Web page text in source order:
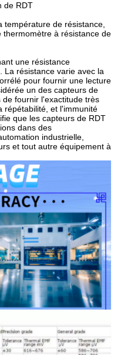
de RDT
de résistance,
thermomètre à résistance de
une résistance
La résistance varie avec la
pour fournir une lecture
un des capteurs de
fournir l'exactitude très
répétabilité, et l'immunité
que les capteurs de RDT
dans des
industrielle,
et tout autre équipement à